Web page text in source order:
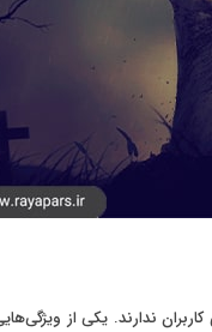
ندارند. یکی از